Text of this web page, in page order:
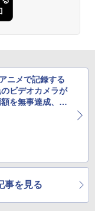
ニメで記録する
ビデオカメラが
額を無事達成、製
事を見る